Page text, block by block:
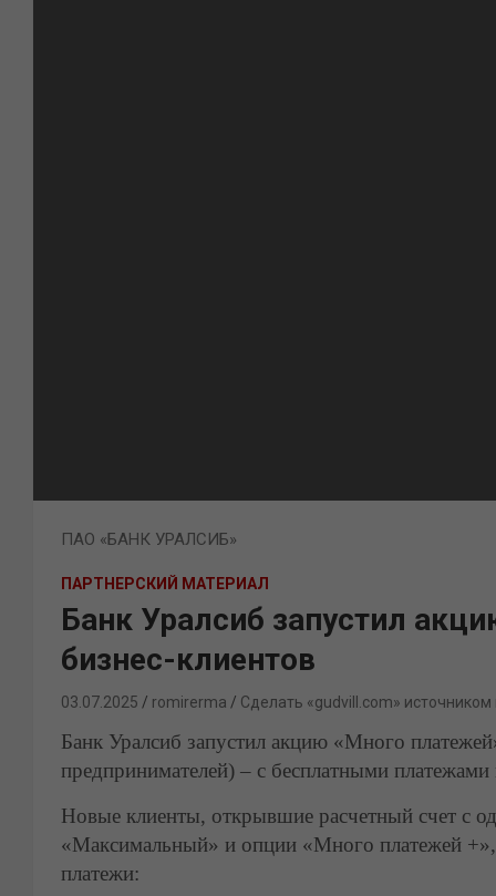
ПАО «БАНК УРАЛСИБ»
ПАРТНЕРСКИЙ МАТЕРИАЛ
Банк Уралсиб запустил
бизнес-клиентов
03.07.2025 romirerma Сделать «gudvill.com» источником
Банк Уралсиб запустил акцию «Много
предпринимателей) – с бесплатными платежами
Новые клиенты, открывшие расчетный счет с
«Максимальный» и опции «Много платежей +»,
платежи: